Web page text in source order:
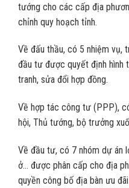
tướng cho các cấp địa
chỉnh quy hoạch tỉnh.
Về đấu thầu, có 5 nhiệm vụ,
đầu tư được quyết định hình
tranh, sửa đổi hợp đồng.
Về hợp tác công tư (PPP),
hội, Thủ tướng, bộ trưởng
Về đầu tư, có 7 nhóm dự án
ở… được phân cấp cho địa
quyền công bố địa bàn ưu